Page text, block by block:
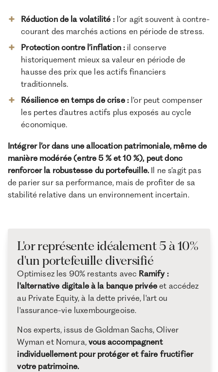
Réduction de la volatilité :l’or agit souvent à contre-
courant des marchés actions en période de stress.
Protection contre l’inflation : il conserve
historiquement mieux sa valeur en période de
hausse des prix que les actifs financiers
traditionnels.
Résilience en temps de crise : l’or peut compenser
les pertes d’autres actifs plus exposés au cycle
économique.
Intégrer l’or dans une allocation patrimoniale, même de
manière modérée (entre 5 % et 10 %), peut donc
renforcer la robustesse du portefeuille. Il ne s’agit pas
de parier sur sa performance, mais de profiter de sa
stabilité relative dans un environnement incertain.
L'or représente idéalement 5 à 10%
d'un portefeuille diversifié
Optimisez les 90% restants avec Ramify :
l'alternative digitale à la banque privéeet accédez
au Private Equity, à la dette privée, l'art ou
l'assurance-vie luxembourgeoise.
Nos experts, issus de Goldman Sachs, Oliver
Wyman et Nomura,vous accompagnent
individuellement pour protéger et faire fructifier
votre patrimoine.